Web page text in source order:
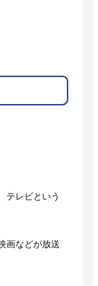
テレビという
画などが放送